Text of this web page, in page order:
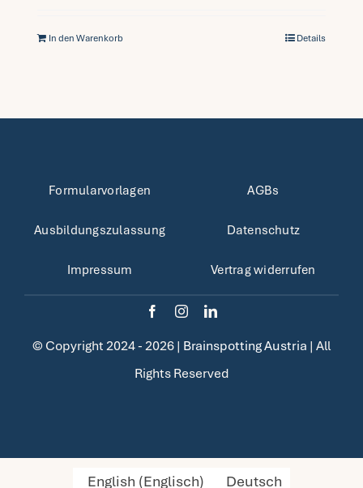
In den Warenkorb Details
Formularvorlagen
Ausbildungszulassung
Impressum
AGBs
Datenschutz
Vertrag widerrufen
© Copyright 2024 - 2026 | Brainspotting Austria | All
Rights Reserved
English (Englisch) Deutsch